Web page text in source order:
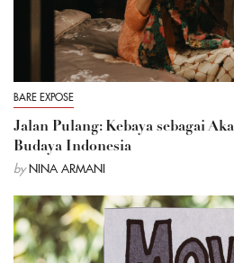
BARE EXPOSE
Jalan Pulang: Kebaya sebagai
Budaya Indonesia
by NINA ARMANI